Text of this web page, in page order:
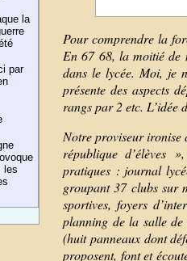
la
par
les
Pour comprendre la
En 67 68, la moitié de
dans le lycée. Moi, je
présente des aspects
rangs par 2 etc. L’idée
Notre proviseur ironise
république d’élèves
pratiques : journal
groupant 37 clubs sur
sportives, foyers
planning de la salle de
(huit panneaux dont
proposent, font et